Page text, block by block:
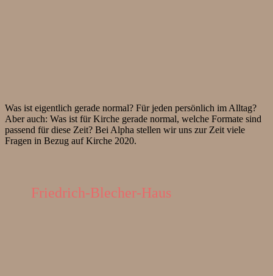
Was ist eigentlich gerade normal? Für jeden persönlich im Alltag?
Aber auch: Was ist für Kirche gerade normal, welche Formate sind
passend für diese Zeit? Bei Alpha stellen wir uns zur Zeit viele
Fragen in Bezug auf Kirche 2020.
Friedrich-Blecher-Haus